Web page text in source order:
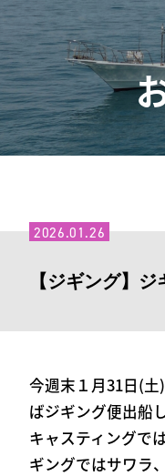
【ジギング】
2026.01.26
今週末１月31日(
ばジギング便出船
キャスティングで
ギングではサワラ